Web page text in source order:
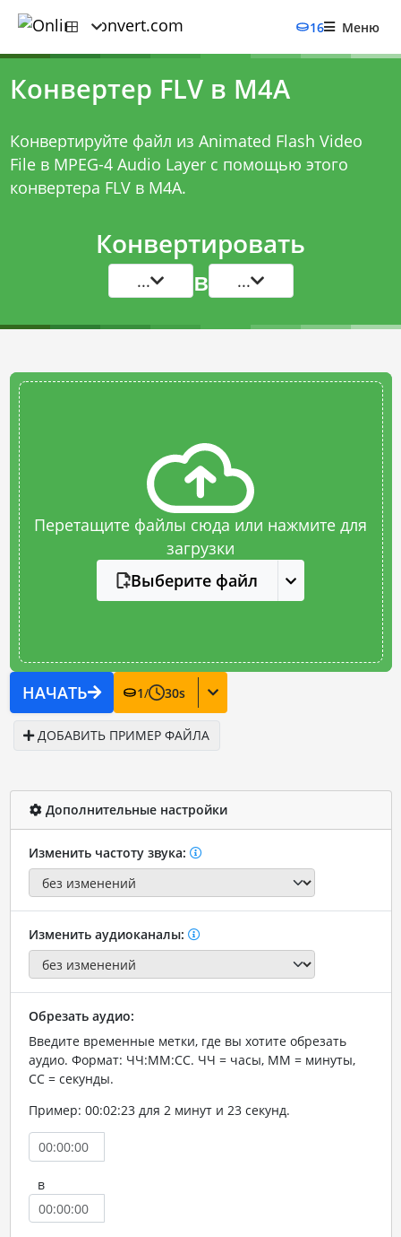
16 Меню
Конвертер FLV в M4A
Конвертируйте файл из Animated Flash Video
File в MPEG-4 Audio Layer с помощью этого
конвертера FLV в M4A.
Конвертировать
... в ...
Перетащите файлы сюда или нажмите для
загрузки
Выберите файл
НАЧАТЬ 1/ 30s
ДОБАВИТЬ ПРИМЕР ФАЙЛА
Дополнительные настройки
Изменить частоту звука:
Изменить аудиоканалы:
Обрезать аудио:
Введите временные метки, где вы хотите обрезать
аудио. Формат: ЧЧ:ММ:СС. ЧЧ = часы, ММ = минуты,
СС = секунды.
Пример: 00:02:23 для 2 минут и 23 секунд.
в